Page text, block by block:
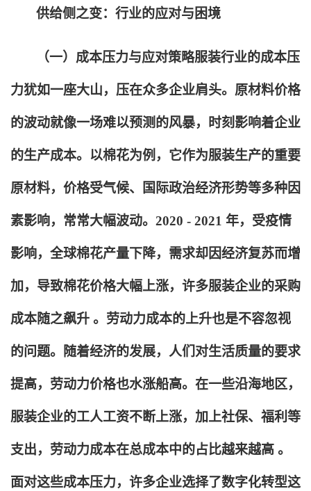
供给侧之变：行业的应对与困境
（一）成本压力与应对策略服装行业的成本压
力犹如一座大山，压在众多企业肩头。原材料价格
的波动就像一场难以预测的风暴，时刻影响着企业
的生产成本。以棉花为例，它作为服装生产的重要
原材料，价格受气候、国际政治经济形势等多种因
素影响，常常大幅波动。2020 - 2021 年，受疫情
影响，全球棉花产量下降，需求却因经济复苏而增
加，导致棉花价格大幅上涨，许多服装企业的采购
成本随之飙升 。劳动力成本的上升也是不容忽视
的问题。随着经济的发展，人们对生活质量的要求
提高，劳动力价格也水涨船高。在一些沿海地区，
服装企业的工人工资不断上涨，加上社保、福利等
支出，劳动力成本在总成本中的占比越来越高 。
面对这些成本压力，许多企业选择了数字化转型这